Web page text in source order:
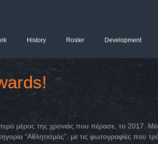
History Roster Development
μέρος της χρονιάς που πέρασε, το 2017.
“Αθλητισμός”, με τις φωτογραφίες που